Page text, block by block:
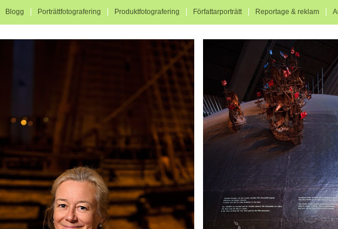
Blogg Porträttfotografering Produktfotografering Författarporträtt Reportage & reklam